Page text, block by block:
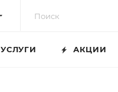
УСЛУГИ АКЦИИ